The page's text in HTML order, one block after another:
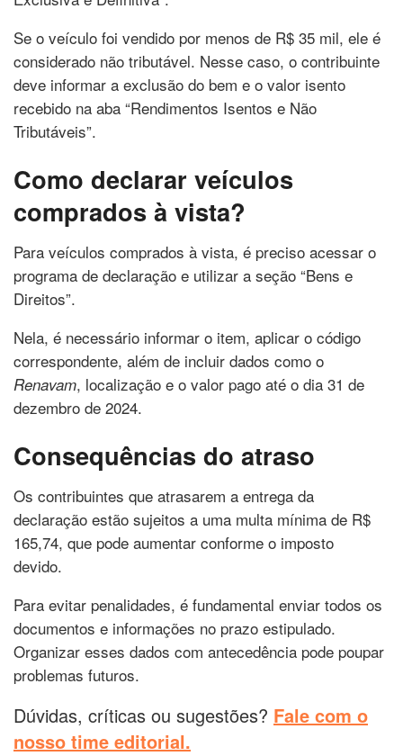
Se o veículo foi vendido por menos de R$ 35 mil, ele é
considerado não tributável. Nesse caso, o contribuinte
deve informar a exclusão do bem e o valor isento
recebido na aba “Rendimentos Isentos e Não
Tributáveis”.
Como declarar veículos
comprados à vista?
Para veículos comprados à vista, é preciso acessar o
programa de declaração e utilizar a seção “Bens e
Direitos”.
Nela, é necessário informar o item, aplicar o código
correspondente, além de incluir dados como o
Renavam, localização e o valor pago até o dia 31 de
dezembro de 2024.
Consequências do atraso
Os contribuintes que atrasarem a entrega da
declaração estão sujeitos a uma multa mínima de R$
165,74, que pode aumentar conforme o imposto
devido.
Para evitar penalidades, é fundamental enviar todos os
documentos e informações no prazo estipulado.
Organizar esses dados com antecedência pode poupar
problemas futuros.
Dúvidas, críticas ou sugestões? Fale com o
nosso time editorial.